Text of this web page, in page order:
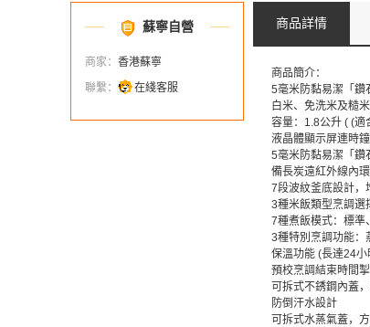
蘇寧自營
商家： 香港蘇寧
聯繫：
在綫客服
商品詳情
商品簡介：
5毫米防黏易潔「鑽
白米、免洗米及糙
容量：1.8公升 ( (適
液晶體顯示屏連時
5毫米防黏易潔「鑽
備長炭遠紅外線內
7段波紋釜底設計，
3種米飯類型烹調選
7種煮飯模式：標準
3種特別烹調功能：
保溫功能 (長達24小
預校烹調結束時間
可拆式不銹鋼內蓋
防倒汗水設計
可拆式水蒸氣蓋，